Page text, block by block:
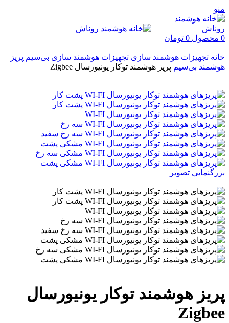
منو
0 محصول 0 تومان
خانه تجهیزات هوشمند سازی تجهیزات هوشمند سازی بی‌سیم پریز
هوشمند بی‌سیم پریز هوشمند توکار یونیورسال Zigbee
بزرگنمایی تصویر
پریز هوشمند توکار یونیورسال
Zigbee